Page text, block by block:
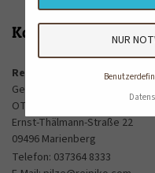
NUR
Kontakt
Reipiko Reitzenhainer
Geschäftsführer: Markus
OT Reitzenhain
Ernst-Thälmann-Straße 22
09496 Marienberg
Telefon: 037364 8333